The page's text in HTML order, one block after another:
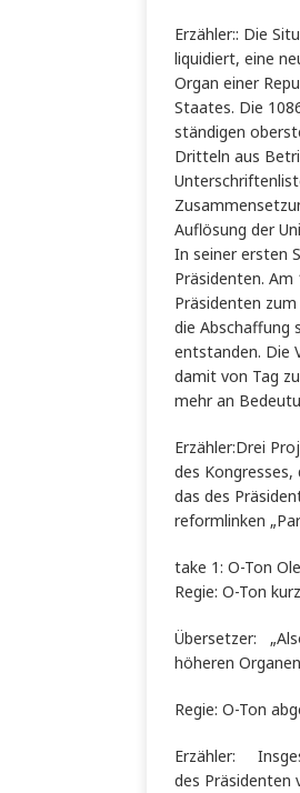
Erzähler:: Die
liquidiert, eine
Organ einer
Staates. Die
ständigen
Dritteln aus
Auflösung der
In seiner ersten
Präsidenten.
Präsidenten
die Abschaffung
entstanden. Die
damit von Tag
mehr an
Erzähler:Drei
des
das des
reformlinken
take 1: O-Ton
Regie: O-Ton
Übersetzer:
höheren
Regie: O-Ton
Erzähler:
des Präsidenten